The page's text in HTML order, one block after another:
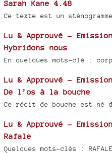
Sarah Kane 4.48
Ce texte est un
Lu & Approuvé -
Hybridons nous
En quelques mots-clé :
Lu & Approuvé -
De l’os à la bouche
Ce récit de bouche est né
Lu & Approuvé -
Rafale
Quelques mots-clés : RAFALE